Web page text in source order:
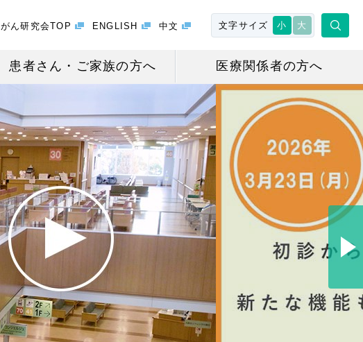
がん研究会TOP ENGLISH 中文 文字サイズ 小 大
患者さん・ご家族の方へ 医療関係者の方へ